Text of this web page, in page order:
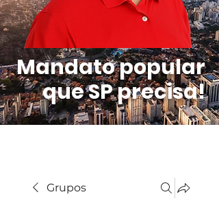
Mandato popular
que SP precisa!
Grupos